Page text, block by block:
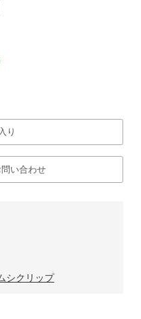
り
い合わせ
シクリップ